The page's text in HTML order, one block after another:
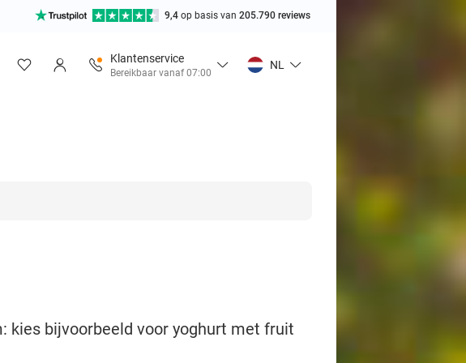
9,4 op basis van 205.790 reviews
Klantenservice
Bereikbaar vanaf 07:00
NL
kies bijvoorbeeld voor yoghurt met fruit